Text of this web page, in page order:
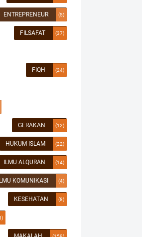
ENTREPRENEUR (5)
FILSAFAT (37)
FIQH (24)
GERAKAN (12)
HUKUM ISLAM (22)
ILMU ALQURAN (14)
ILMU KOMUNIKASI (4)
KESEHATAN (8)